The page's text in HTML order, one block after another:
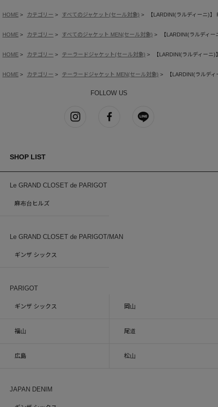
HOME カテゴリー すべてのジャケット(セール対象) 【LARDINI(ラルディーニ)
HOME カテゴリー すべてのジャケット MEN(セール対象) 【LARDINI(ラルディ
HOME カテゴリー テーラードジャケット(セール対象) 【LARDINI(ラルディー
HOME カテゴリー テーラードジャケット MEN(セール対象) 【LARDINI(ラルデ
FOLLOW US
SHOP LIST
Le GRAND CLOSET de PARIGOT
麻布台ヒルズ
Le GRAND CLOSET de PARIGOT/MAN
ギンザ シックス
PARIGOT
ギンザ シックス 岡山
福山 尾道
広島 松山
JAPAN DENIM